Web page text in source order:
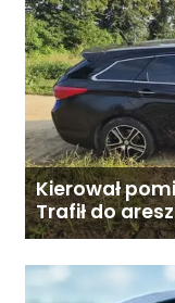
Kierował
Trafił do